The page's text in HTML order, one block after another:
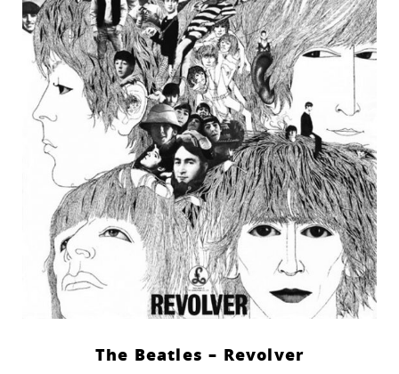
The Beatles – Revolver